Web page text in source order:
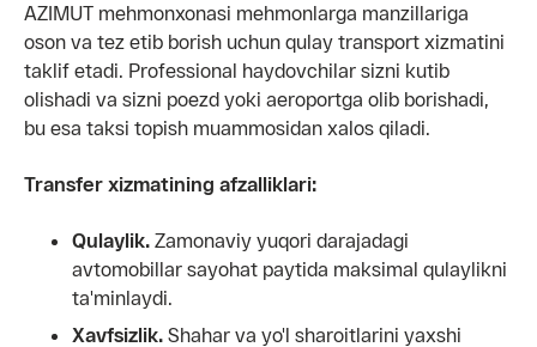
AZIMUT mehmonxonasi mehmonlarga manzillariga
oson va tez etib borish uchun qulay transport xizmatini
taklif etadi. Professional haydovchilar sizni kutib
olishadi va sizni poezd yoki aeroportga olib borishadi,
bu esa taksi topish muammosidan xalos qiladi.
Transfer xizmatining afzalliklari:
Qulaylik. Zamonaviy yuqori darajadagi
avtomobillar sayohat paytida maksimal qulaylikni
ta'minlaydi.
Xavfsizlik. Shahar va yo'l sharoitlarini yaxshi